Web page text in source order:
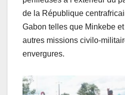
de la République
Gabon telles que Minkebe
autres missions civilo-
envergures.